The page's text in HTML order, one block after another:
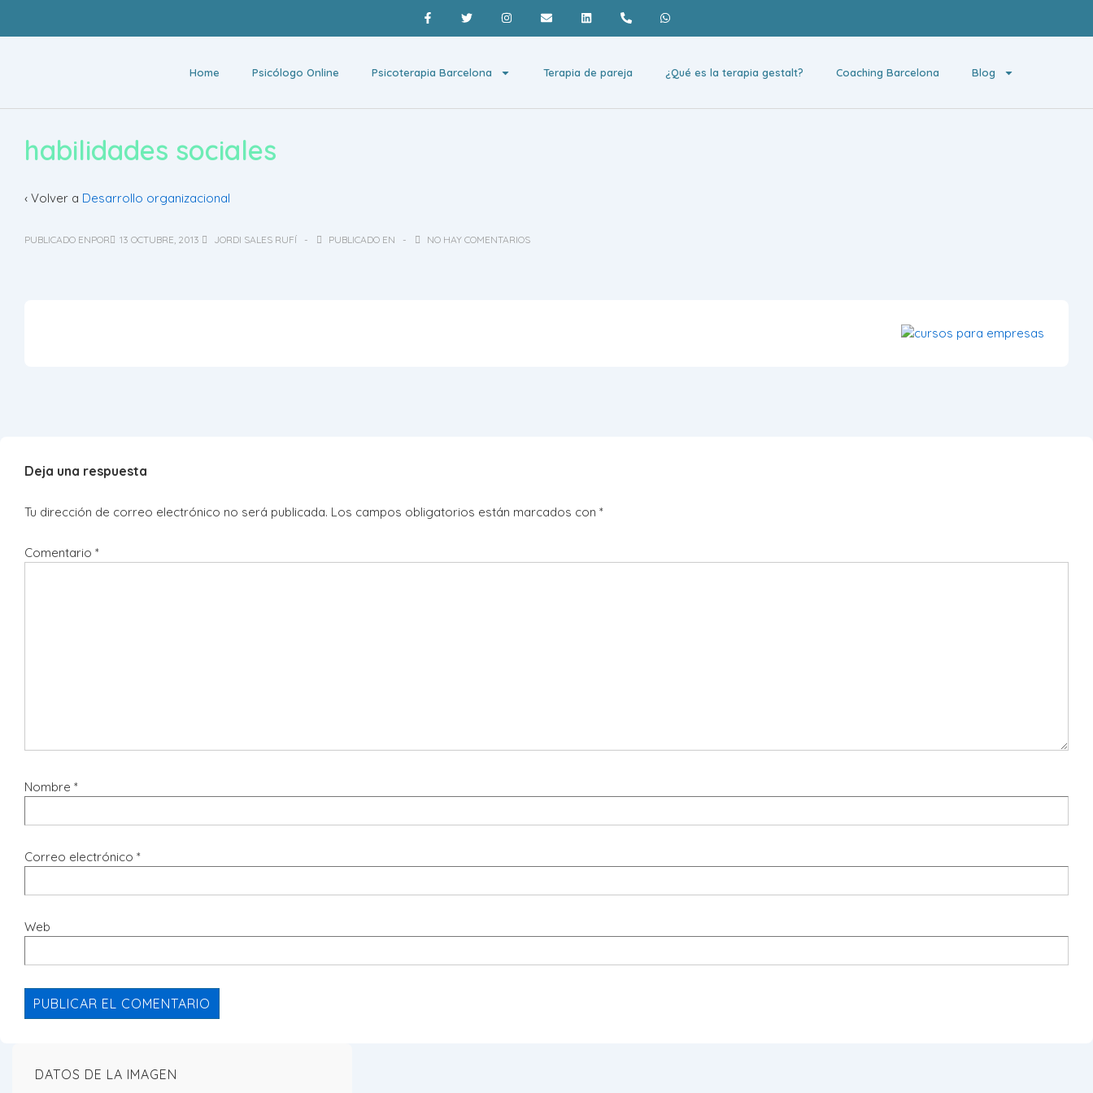
Home Psicólogo Online Psicoterapia Barcelona Terapia de pareja ¿Qué es la terapia gestalt? Coaching Barcelona Blog
habilidades sociales
‹ Volver a Desarrollo organizacional
PUBLICADO ENPOR 13 OCTUBRE, 2013 JORDI SALES RUFÍ PUBLICADO EN NO HAY COMENTARIOS
Deja una respuesta
Tu dirección de correo electrónico no será publicada. Los campos obligatorios están marcados con *
Comentario *
Nombre *
Correo electrónico *
Web
DATOS DE LA IMAGEN